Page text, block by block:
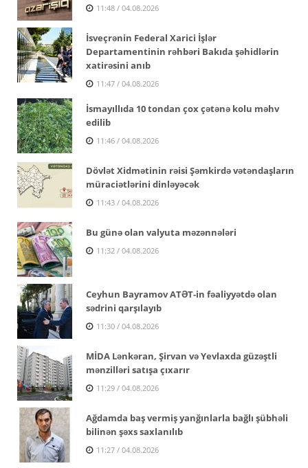
11:48 / 04.08.2026
İsveçrənin Federal Xarici İşlər
Departamentinin rəhbəri Bakıda şəhidlərin
xatirəsini anıb
11:47 / 04.08.2026
İsmayıllıda 10 tondan çox çətənə kolu məhv
edilib
11:46 / 04.08.2026
Dövlət Xidmətinin rəisi Şəmkirdə vətəndaşların
müraciətlərini dinləyəcək
11:43 / 04.08.2026
Bu günə olan valyuta məzənnələri
11:32 / 04.08.2026
Ceyhun Bayramov ATƏT-in fəaliyyətdə olan
sədrini qarşılayıb
11:30 / 04.08.2026
MİDA Lənkəran, Şirvan və Yevlaxda güzəştli
mənzilləri satışa çıxarır
11:29 / 04.08.2026
Ağdamda baş vermiş yanğınlarla bağlı şübhəli
bilinən şəxs saxlanılıb
11:27 / 04.08.2026